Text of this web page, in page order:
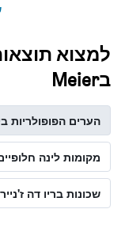
למצוא
בMeier
הערים הפופולריות
מקומות לינה
שכונות בריו דה